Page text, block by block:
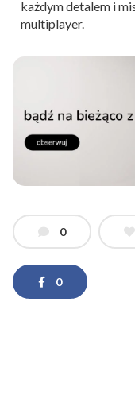
każdym detalem i
multiplayer.
0
0